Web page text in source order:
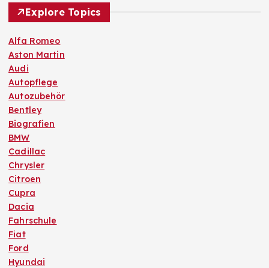
Explore Topics
Alfa Romeo
Aston Martin
Audi
Autopflege
Autozubehör
Bentley
Biografien
BMW
Cadillac
Chrysler
Citroen
Cupra
Dacia
Fahrschule
Fiat
Ford
Hyundai